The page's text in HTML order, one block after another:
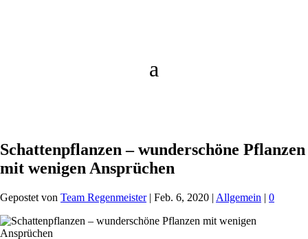
Schattenpflanzen – wunderschöne Pflanzen
mit wenigen Ansprüchen
Gepostet von Team Regenmeister| Feb. 6, 2020 | Allgemein | 0